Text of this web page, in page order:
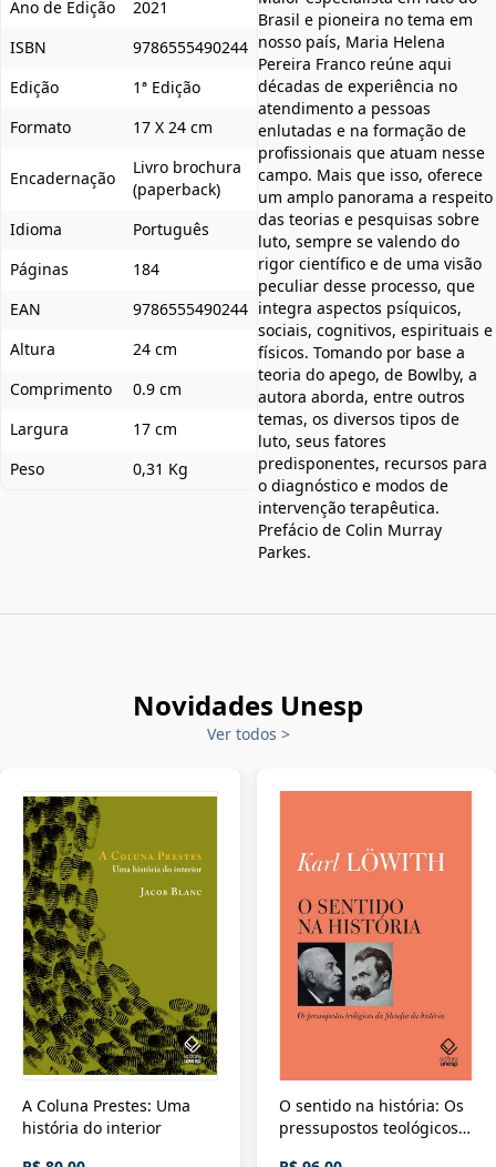
Ano de Edição
2021
ISBN
9786555490244
Edição
1ª Edição
Formato
17 X 24 cm
Encadernação
Livro brochura
(paperback)
Idioma
Português
Páginas
184
EAN
9786555490244
Altura
24 cm
Comprimento
0.9 cm
Largura
17 cm
Peso
0,31 Kg
Brasil e pioneira no tema em
nosso país, Maria Helena
Pereira Franco reúne aqui
décadas de experiência no
atendimento a pessoas
enlutadas e na formação de
profissionais que atuam nesse
campo. Mais que isso, oferece
um amplo panorama a respeito
das teorias e pesquisas sobre
luto, sempre se valendo do
rigor científico e de uma visão
peculiar desse processo, que
integra aspectos psíquicos,
sociais, cognitivos, espirituais e
físicos. Tomando por base a
teoria do apego, de Bowlby, a
autora aborda, entre outros
temas, os diversos tipos de
luto, seus fatores
predisponentes, recursos para
o diagnóstico e modos de
intervenção terapêutica.
Prefácio de Colin Murray
Parkes.
Novidades Unesp
Ver todos >
A Coluna Prestes: Uma
história do interior
O sentido na história: Os
pressupostos teológicos